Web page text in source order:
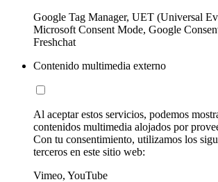
Google Tag Manager, UET (Universal
Microsoft Consent Mode, Google
Freshchat
Contenido multimedia externo
Al aceptar estos servicios, podemos
contenidos multimedia alojados por
Con tu consentimiento, utilizamos los
terceros en este sitio web:
Vimeo, YouTube